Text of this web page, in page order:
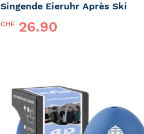
Singende Eieruhr Après Ski
CHF 26.90